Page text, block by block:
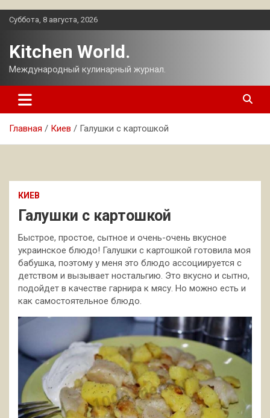
Перейти
Суббота, 8 августа, 2026
Kitchen World.
Международный кулинарный журнал.
Главная Киев Галушки с картошкой
КИЕВ
Галушки с картошкой
Быстрое, простое, сытное и очень-очень вкусное
украинское блюдо! Галушки с картошкой готовила моя
бабушка, поэтому у меня это блюдо ассоциируется с
детством и вызывает ностальгию. Это вкусно и сытно,
подойдет в качестве гарнира к мясу. Но можно есть и
как самостоятельное блюдо.